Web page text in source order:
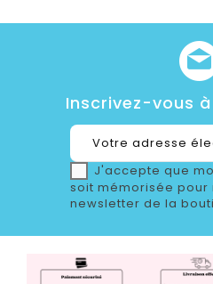
Inscrivez-vous
J'accepte que
soit mémorisée pour
newsletter de la